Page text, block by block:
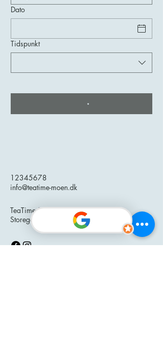
Dato
Tidspunkt
12345678
info@teatime-moen.dk
TeaTime Møn
Storegade 7, 4780 Stege